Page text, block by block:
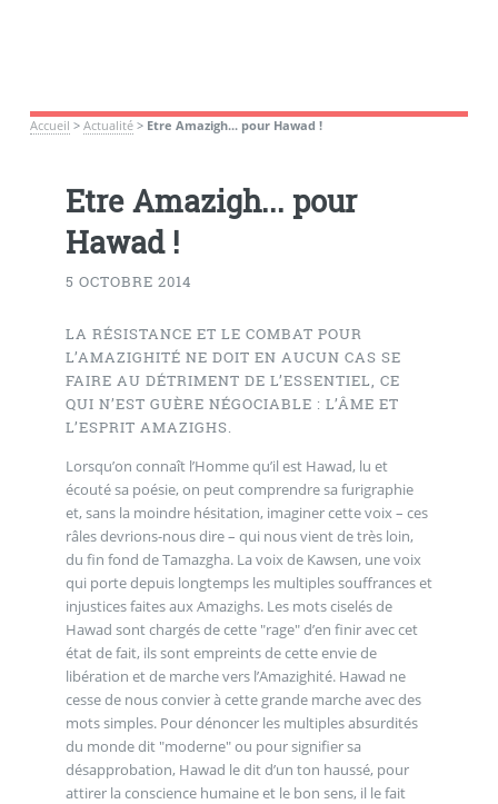
Accueil > Actualité> Etre Amazigh... pour Hawad !
Etre Amazigh... pour
Hawad !
5 OCTOBRE 2014
LA RÉSISTANCE ET LE COMBAT POUR
L’AMAZIGHITÉ NE DOIT EN AUCUN CAS SE
FAIRE AU DÉTRIMENT DE L’ESSENTIEL, CE
QUI N’EST GUÈRE NÉGOCIABLE : L’ÂME ET
L’ESPRIT AMAZIGHS.
Lorsqu’on connaît l’Homme qu’il est Hawad, lu et
écouté sa poésie, on peut comprendre sa furigraphie
et, sans la moindre hésitation, imaginer cette voix – ces
râles devrions-nous dire – qui nous vient de très loin,
du fin fond de Tamazgha. La voix de Kawsen, une voix
qui porte depuis longtemps les multiples souffrances et
injustices faites aux Amazighs. Les mots ciselés de
Hawad sont chargés de cette "rage" d’en finir avec cet
état de fait, ils sont empreints de cette envie de
libération et de marche vers l’Amazighité. Hawad ne
cesse de nous convier à cette grande marche avec des
mots simples. Pour dénoncer les multiples absurdités
du monde dit "moderne" ou pour signifier sa
désapprobation, Hawad le dit d’un ton haussé, pour
attirer la conscience humaine et le bon sens, il le fait